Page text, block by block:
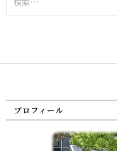
索:
プロフィール